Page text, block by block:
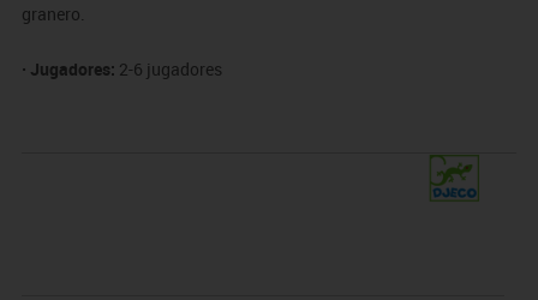
granero.
· Jugadores: 2-6 jugadores